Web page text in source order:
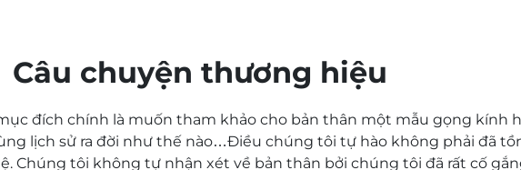
Câu chuyện thương hiệu
đích chính là muốn tham khảo cho bản thân một mẫu gọng kính
lịch sử ra đời như thế nào…Điều chúng tôi tự hào không phải đã
Chúng tôi không tự nhận xét về bản thân bởi chúng tôi đã rất cố